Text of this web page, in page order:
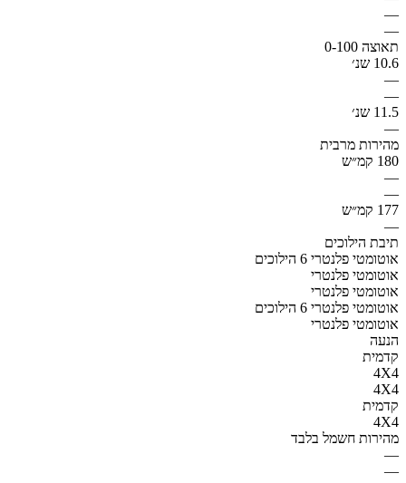
—
—
תאוצה 0-100
10.6 שנ׳
—
—
11.5 שנ׳
—
מהירות מרבית
180 קמ״ש
—
—
177 קמ״ש
—
תיבת הילוכים
אוטומטי פלנטרי 6 הילוכים
אוטומטי פלנטרי
אוטומטי פלנטרי
אוטומטי פלנטרי 6 הילוכים
אוטומטי פלנטרי
הנעה
קדמית
4X4
4X4
קדמית
4X4
מהירות חשמל בלבד
—
—